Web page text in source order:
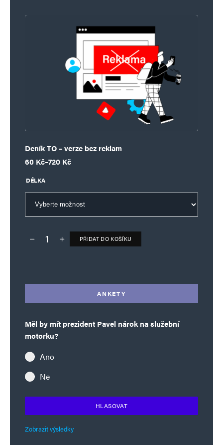
Deník TO – verze bez reklam
60 Kč–720 Kč
Rozpětí cen: 60 Kč až 720 Kč
DÉLKA
Deník TO – verze bez reklam množství
PŘIDAT DO KOŠÍKU
ANKETY
Měl by mít prezident Pavel nárok na služební
motorku?
Ano
Ne
HLASOVAT
Zobrazit výsledky